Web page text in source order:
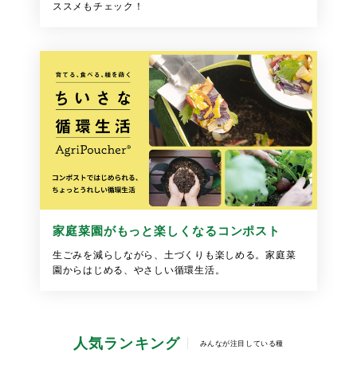
ススメもチェック！
家庭菜園がもっと楽しくなるコンポスト
生ごみを減らしながら、土づくりも楽しめる。家庭菜
園からはじめる、やさしい循環生活。
人気ランキング みんなが注目している種